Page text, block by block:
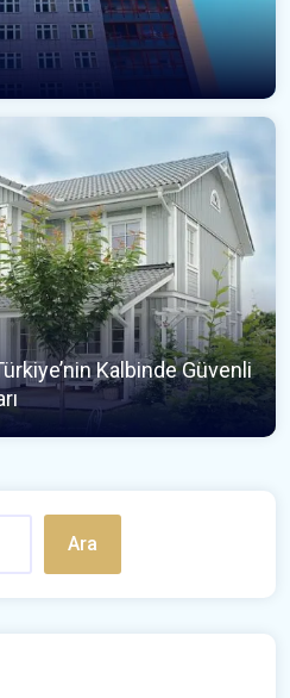
Kalbinde Güvenli
Ara